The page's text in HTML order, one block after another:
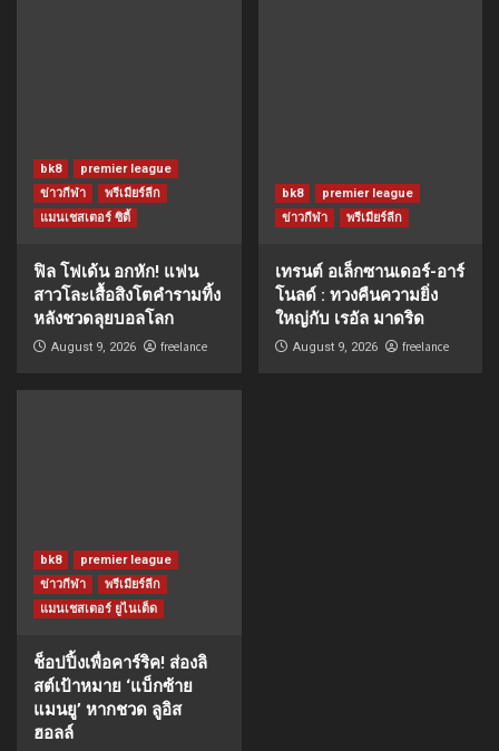
bk8
premier league
ข่าวกีฬา
พรีเมียร์ลีก
แมนเชสเตอร์ ซิตี้
ฟิล โฟเด้น อกหัก! แฟน
สาวโละเสื้อสิงโตคำรามทิ้ง
หลังชวดลุยบอลโลก
August 9, 2026 freelance
bk8
premier league
ข่าวกีฬา
พรีเมียร์ลีก
เทรนต์ อเล็กซานเดอร์-อาร์
โนลด์ : ทวงคืนความยิ่ง
ใหญ่กับ เรอัล มาดริด
August 9, 2026 freelance
bk8
premier league
ข่าวกีฬา
พรีเมียร์ลีก
แมนเชสเตอร์ ยูไนเต็ด
ช็อปปิ้งเพื่อคาร์ริค! ส่องลิ
สต์เป้าหมาย ‘แบ็กซ้าย
แมนยู’ หากชวด ลูอิส
ฮอลล์